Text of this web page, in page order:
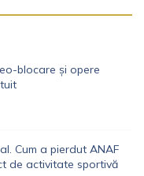
blocare și opere
Cum a pierdut ANAF
de activitate sportivă